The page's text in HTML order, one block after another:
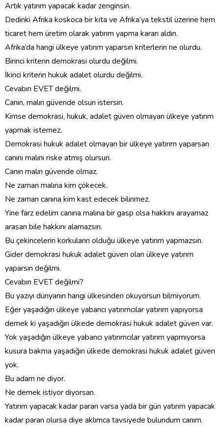
Artık yatırım yapacak kadar zenginsin.
Dedinki Afrika koskoca bir kıta ve Afrika’ya tekstil üzerine hem
ticaret hem üretim olarak yatırım yapma kararı aldın.
Afrika’da hangi ülkeye yatırım yaparsın kriterlerin ne olurdu.
Birinci kriterin demokrasi olurdu değilmi.
İkinci kriterin hukuk adalet olurdu değilmi.
Cevabın EVET değilmi.
Canın, malın güvende olsun istersin.
Kimse demokrasi, hukuk, adalet güven olmayan ülkeye yatırım
yapmak istemez.
Demokrasi hukuk adalet olmayan bir ülkeye yatırım yaparsan
canını malını riske atmış olursun.
Canın malın güvende olmaz.
Ne zaman malına kim çökecek.
Ne zaman canına kim kast edecek bilinmez.
Yine farz edelim canına malına bir gasp olsa hakkını arayamaz
arasan bile hakkını alamazsın.
Bu çekincelerin korkuların olduğu ülkeye yatırım yapmazsın.
Gider demokrasi hukuk adalet güven olan ülkeye yatırım
yaparsın değilmi.
Cevabın EVET değilmi?
Bu yazıyı dünyanın hangi ülkesinden okuyorsun bilmiyorum.
Eğer yaşadığın ülkeye yabancı yatırımcılar yatırım yapıyorsa
demek ki yaşadığın ülkede demokrasi hukuk adalet güven var.
Yok yaşadığın ülkeye yabancı yatırımcılar yatırım yapmıyorsa
kusura bakma yaşadığın ülkede demokrasi hukuk adalet güven
yok.
Bu adam ne diyor.
Ne demek istiyor diyorsan.
Yatırım yapacak kadar paran varsa yada bir gün yatırım yapacak
kadar paran olursa diye aklımca tavsiyede bulundum canım.